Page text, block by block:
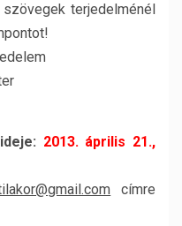
terjedelménél
2013. április 21.,
címre